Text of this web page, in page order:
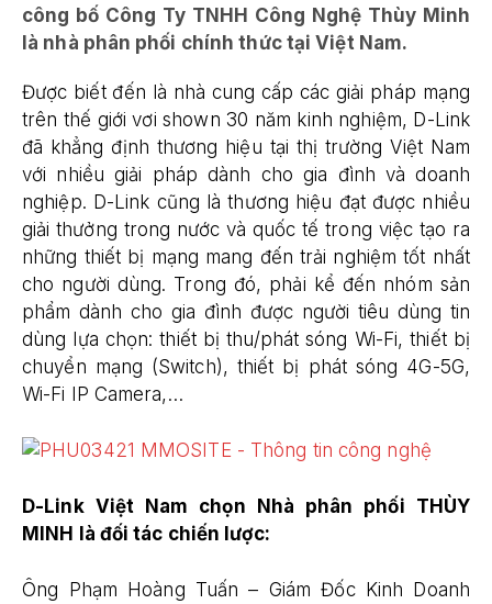
công bố Công Ty TNHH Công Nghệ Thùy Minh
là nhà phân phối chính thức tại Việt Nam.
Được biết đến là nhà cung cấp các giải pháp mạng
trên thế giới vơi shown 30 năm kinh nghiệm, D-Link
đã khẳng định thương hiệu tại thị trường Việt Nam
với nhiều giải pháp dành cho gia đình và doanh
nghiệp. D-Link cũng là thương hiệu đạt được nhiều
giải thưởng trong nước và quốc tế trong việc tạo ra
những thiết bị mạng mang đến trải nghiệm tốt nhất
cho người dùng. Trong đó, phải kể đến nhóm sản
phẩm dành cho gia đình được người tiêu dùng tin
dùng lựa chọn: thiết bị thu/phát sóng Wi-Fi, thiết bị
chuyển mạng (Switch), thiết bị phát sóng 4G-5G,
Wi-Fi IP Camera,…
D-Link Việt Nam chọn Nhà phân phối THÙY
MINH là đối tác chiến lược:
Ông Phạm Hoàng Tuấn – Giám Đốc Kinh Doanh